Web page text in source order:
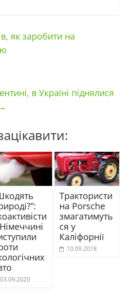
як заробити на
в Україні піднялися
03.09.2020
Трактористи
на Porsche
змагатимуть
ся у
Каліфорнії
10.09.2018